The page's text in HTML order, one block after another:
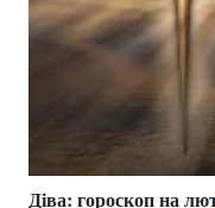
Діва: гороскоп на